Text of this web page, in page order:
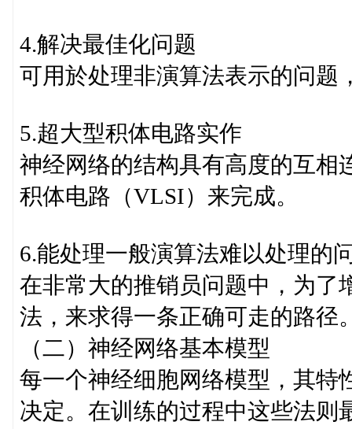
4.解决最佳化问题
可用於处理非演算法表示的问题
5.超大型积体电路实作
神经网络的结构具有高度的互相
积体电路（VLSI）来完成。
6.能处理一般演算法难以处理的
在非常大的推销员问题中，为了
法，来求得一条正确可走的路径
（二）神经网络基本模型
每一个神经细胞网络模型，其特
决定。在训练的过程中这些法则